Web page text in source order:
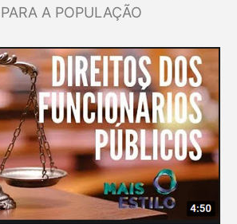
A POPULAÇÃO